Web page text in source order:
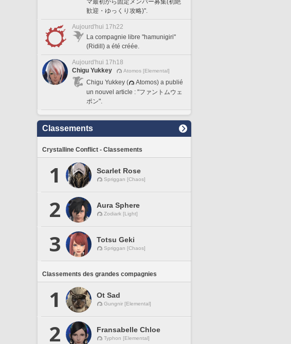
歓迎・ゆっくり攻略)".
Aujourd'hui 17h22
La compagnie libre "hamunigiri"
(Ridill) a été créée.
Aujourd'hui 17h18
Chigu Yukkey
Atomos [Elemental]
Chigu Yukkey (
Atomos) a publié
un nouvel article : "ファントムウェ
ポン".
Classements
Crystalline Conflict - Classements
1 Scarlet Rose
Spriggan [Chaos]
2 Aura Sphere
Zodiark [Light]
3 Totsu Geki
Spriggan [Chaos]
Classements des grandes compagnies
1 Ot Sad
Gungnir [Elemental]
2 Fransabelle Chloe
Typhon [Elemental]